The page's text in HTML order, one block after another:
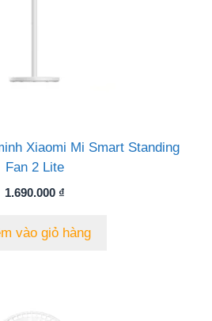
Xiaomi Mi Smart Standing
Fan 2 Lite
1.690.000 ₫
vào giỏ hàng